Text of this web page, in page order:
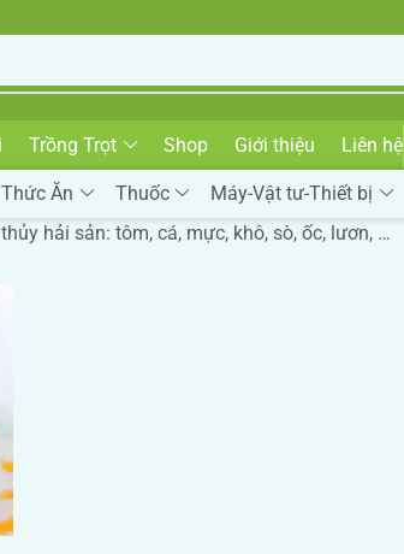
Trồng Trọt Shop Giới thiệu Liên hệ
Thức Ăn Thuốc Máy-Vật tư-Thiết bị
hải sản: tôm, cá, mực, khô, sò, ốc, lươn, …